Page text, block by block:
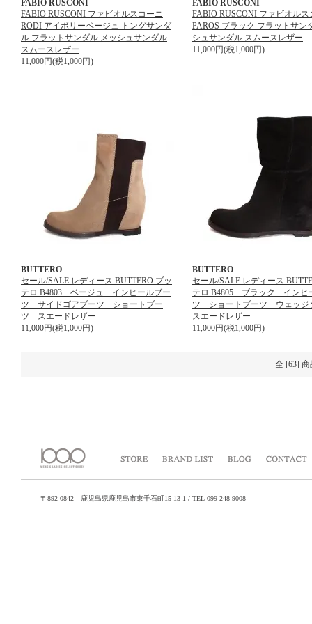
FABIO RUSCONI
FABIO RUSCONI ファビオルスコーニ
RODI アイボリーベージュ トングサンダ
ル フラットサンダル メッシュサンダル
スムースレザー
11,000円(税1,000円)
FABIO RUSCONI
FABIO RUSCONI ファビオルス
PAROS ブラック フラットサン
シュサンダル スムースレザー
11,000円(税1,000円)
BUTTERO
セール/SALE レディース BUTTERO ブッ
テロ B4803 ベージュ インヒールブー
ツ サイドゴアブーツ ショートブー
ツ スエードレザー
11,000円(税1,000円)
BUTTERO
セール/SALE レディース
テロ B4805 ブラック インヒ
ツ ショートブーツ ウェッ
スエードレザー
11,000円(税1,000円)
全 [63]
〒892-0842 鹿児島県鹿児島市東千石町15-13-1 / TEL 099-248-9008